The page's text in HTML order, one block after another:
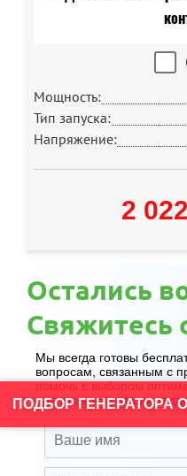
Мощность:
Тип запуска:
Напряжение:
2
Остались
Свяжитесь
Мы всегда готовы
вопросам, связанным с
помочь с выбором
для решения ваших
ПОДБОР ГЕНЕРАТОРА